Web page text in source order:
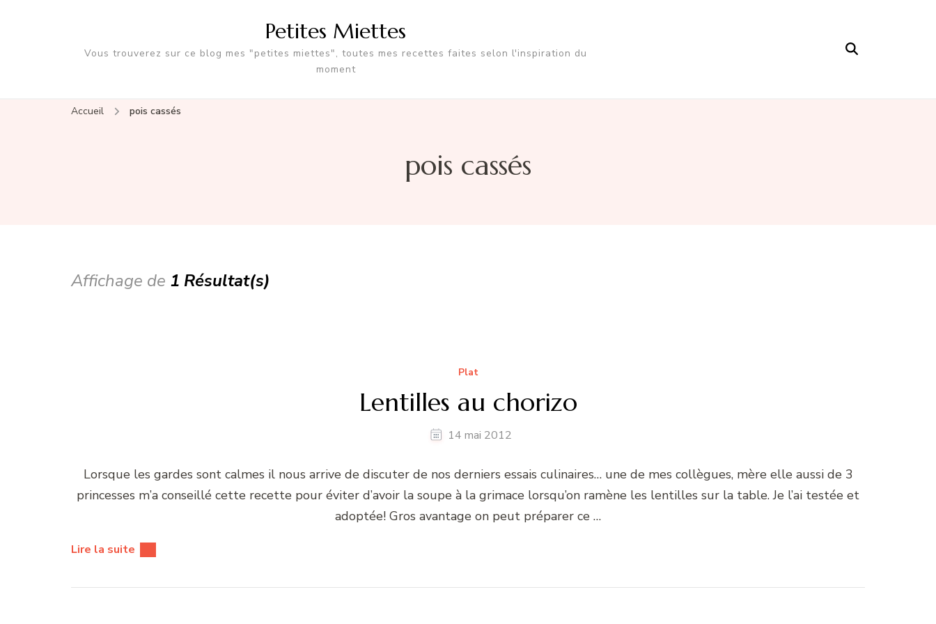
Petites Miettes
Vous trouverez sur ce blog mes "petites miettes", toutes mes recettes faites selon l'inspiration du
moment
Accueil pois cassés
pois cassés
Affichage de 1 Résultat(s)
Plat
Lentilles au chorizo
14 mai 2012
Lorsque les gardes sont calmes il nous arrive de discuter de nos derniers essais culinaires… une de mes collègues, mère elle aussi de 3
princesses m’a conseillé cette recette pour éviter d’avoir la soupe à la grimace lorsqu’on ramène les lentilles sur la table. Je l’ai testée et
adoptée! Gros avantage on peut préparer ce …
Lire la suite